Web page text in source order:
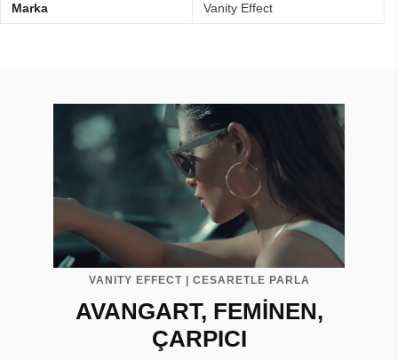
Marka Vanity Effect
VANITY EFFECT | CESARETLE PARLA
AVANGART, FEMİNEN,
ÇARPICI